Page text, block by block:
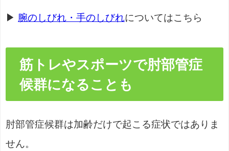
▶ 腕のしびれ・手のしびれについてはこちら
筋トレやスポーツで肘部管症
候群になることも
肘部管症候群は加齢だけで起こる症状ではありま
せん。